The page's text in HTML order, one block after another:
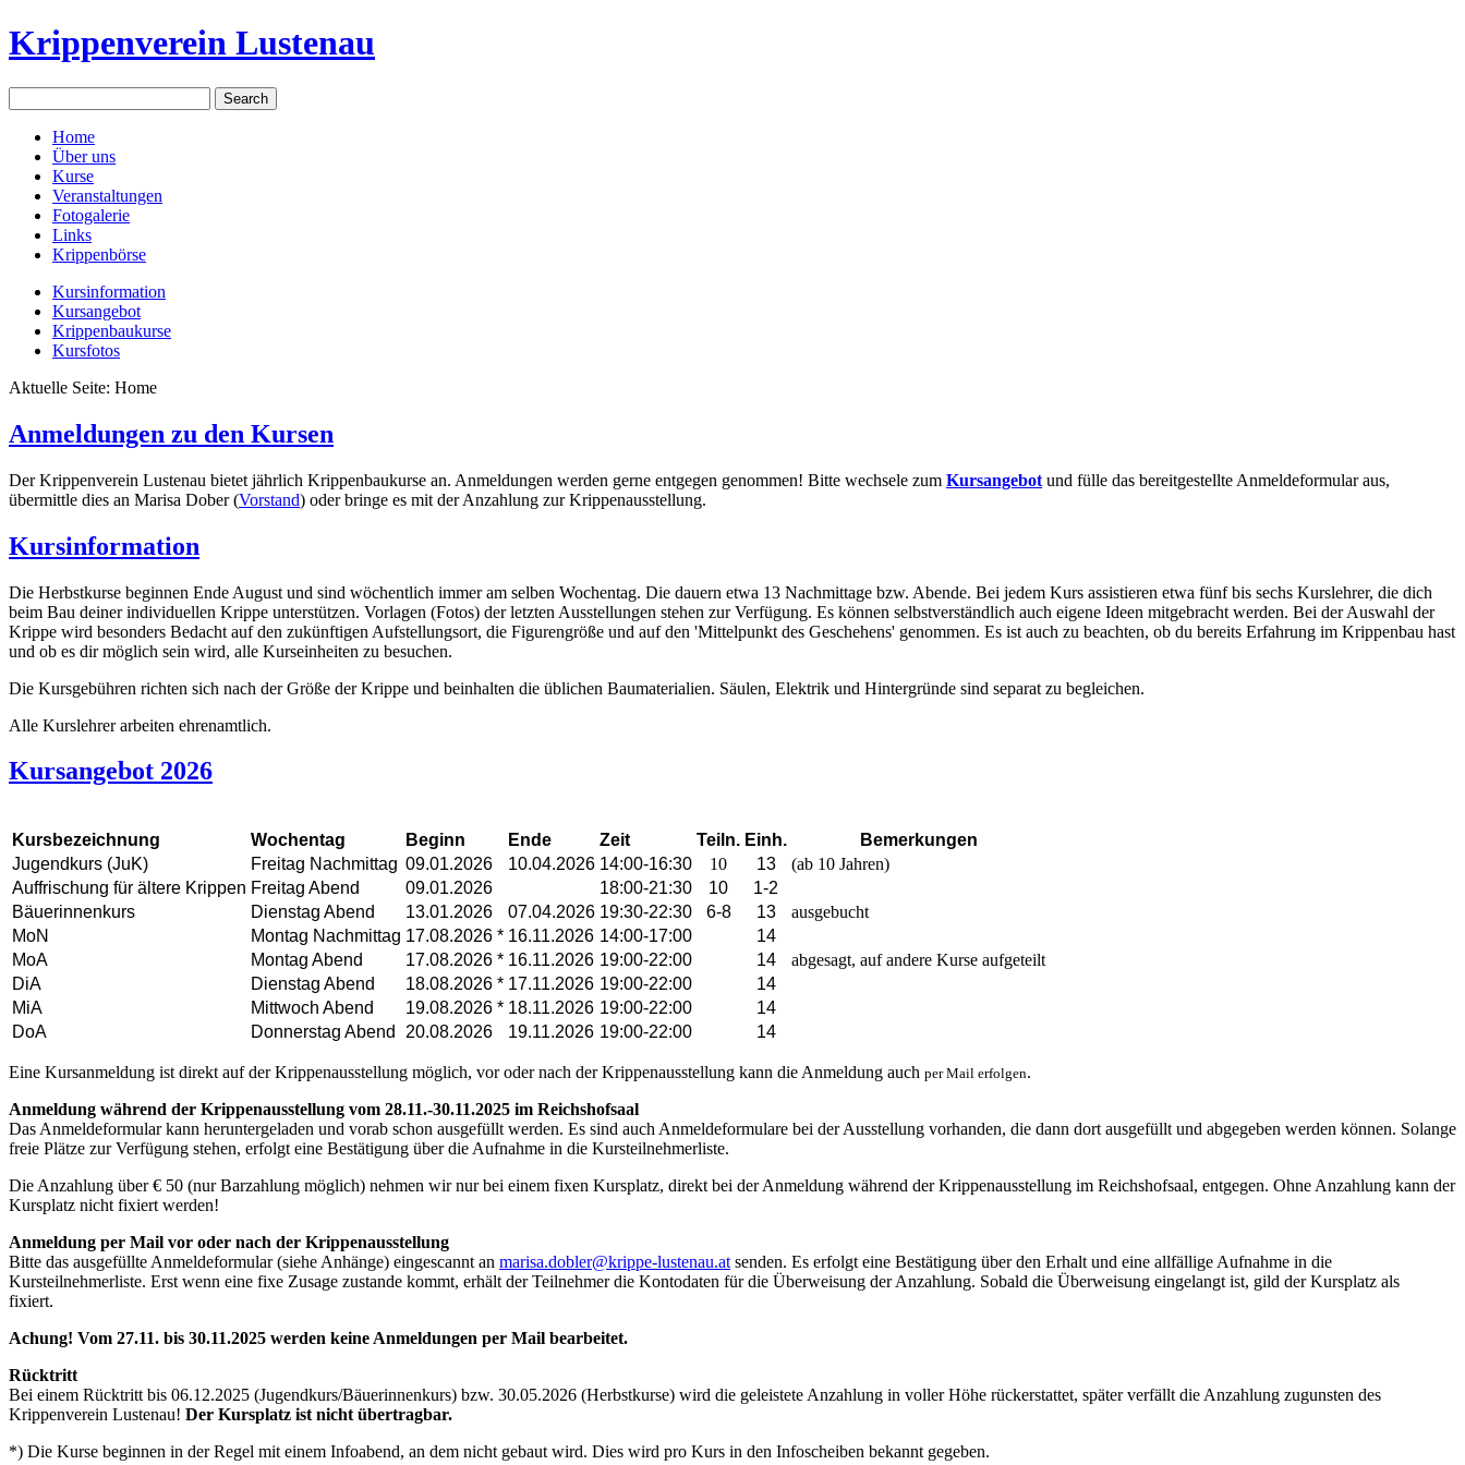
Krippenverein Lustenau
Home
Über uns
Kurse
Veranstaltungen
Fotogalerie
Links
Krippenbörse
Kursinformation
Kursangebot
Krippenbaukurse
Kursfotos
Aktuelle Seite: Home
Anmeldungen zu den Kursen
Der Krippenverein Lustenau bietet jährlich Krippenbaukurse an. Anmeldungen werden gerne entgegen genommen! Bitte wechsele zum Kursangebot und fülle das bereitgestellte Anmeldeformular aus,
übermittle dies an Marisa Dober (Vorstand) oder bringe es mit der Anzahlung zur Krippenausstellung.
Kursinformation
Die Herbstkurse beginnen Ende August und sind wöchentlich immer am selben Wochentag. Die dauern etwa 13 Nachmittage bzw. Abende. Bei jedem Kurs assistieren etwa fünf bis sechs Kurslehrer, die dich
beim Bau deiner individuellen Krippe unterstützen. Vorlagen (Fotos) der letzten Ausstellungen stehen zur Verfügung. Es können selbstverständlich auch eigene Ideen mitgebracht werden. Bei der Auswahl der
Krippe wird besonders Bedacht auf den zukünftigen Aufstellungsort, die Figurengröße und auf den 'Mittelpunkt des Geschehens' genommen. Es ist auch zu beachten, ob du bereits Erfahrung im Krippenbau hast
und ob es dir möglich sein wird, alle Kurseinheiten zu besuchen.
Die Kursgebühren richten sich nach der Größe der Krippe und beinhalten die üblichen Baumaterialien. Säulen, Elektrik und Hintergründe sind separat zu begleichen.
Alle Kurslehrer arbeiten ehrenamtlich.
Kursangebot 2026
Kursbezeichnung Wochentag Beginn Ende Zeit Teiln. Einh.
Bemerkungen
Jugendkurs (JuK)
Freitag Nachmittag 09.01.2026 10.04.2026 14:00-16:30 10 13
(ab 10 Jahren)
Auffrischung für ältere Krippen Freitag Abend 09.01.2026 18:00-21:30 10
1-2
Bäuerinnenkurs
Dienstag Abend 13.01.2026 07.04.2026 19:30-22:30 6-8 13
ausgebucht
MoN
Montag Nachmittag 17.08.2026 * 16.11.2026 14:00-17:00
14
MoA
Montag Abend 17.08.2026 * 16.11.2026 19:00-22:00 14
abgesagt, auf andere Kurse aufgeteilt
DiA
Dienstag Abend 18.08.2026 * 17.11.2026 19:00-22:00
14
MiA
Mittwoch Abend 19.08.2026 * 18.11.2026 19:00-22:00
14
DoA
Donnerstag Abend 20.08.2026 19.11.2026 19:00-22:00 14
Eine Kursanmeldung ist direkt auf der Krippenausstellung möglich, vor oder nach der Krippenausstellung kann die Anmeldung auch per Mail erfolgen.
Anmeldung während der Krippenausstellung vom 28.11.-30.11.2025 im Reichshofsaal
Das Anmeldeformular kann heruntergeladen und vorab schon ausgefüllt werden. Es sind auch Anmeldeformulare bei der Ausstellung vorhanden, die dann dort ausgefüllt und abgegeben werden können. Solange
freie Plätze zur Verfügung stehen, erfolgt eine Bestätigung über die Aufnahme in die Kursteilnehmerliste.
Die Anzahlung über € 50 (nur Barzahlung möglich) nehmen wir nur bei einem fixen Kursplatz, direkt bei der Anmeldung während der Krippenausstellung im Reichshofsaal, entgegen. Ohne Anzahlung kann der
Kursplatz nicht fixiert werden!
Anmeldung per Mail vor oder nach der Krippenausstellung
Bitte das ausgefüllte Anmeldeformular (siehe Anhänge) eingescannt an marisa.dobler@krippe-lustenau.at senden. Es erfolgt eine Bestätigung über den Erhalt und eine allfällige Aufnahme in die
Kursteilnehmerliste. Erst wenn eine fixe Zusage zustande kommt, erhält der Teilnehmer die Kontodaten für die Überweisung der Anzahlung. Sobald die Überweisung eingelangt ist, gild der Kursplatz als
fixiert.
Achung! Vom 27.11. bis 30.11.2025 werden keine Anmeldungen per Mail bearbeitet.
Rücktritt
Bei einem Rücktritt bis 06.12.2025 (Jugendkurs/Bäuerinnenkurs) bzw. 30.05.2026 (Herbstkurse) wird die geleistete Anzahlung in voller Höhe rückerstattet, später verfällt die Anzahlung zugunsten des
Krippenverein Lustenau! Der Kursplatz ist nicht übertragbar.
*) Die Kurse beginnen in der Regel mit einem Infoabend, an dem nicht gebaut wird. Dies wird pro Kurs in den Infoscheiben bekannt gegeben.